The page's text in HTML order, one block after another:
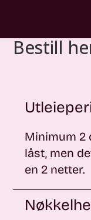
Bestill
Minimum 2
låst, men
en 2 netter.